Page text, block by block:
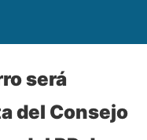
será
del Consejo